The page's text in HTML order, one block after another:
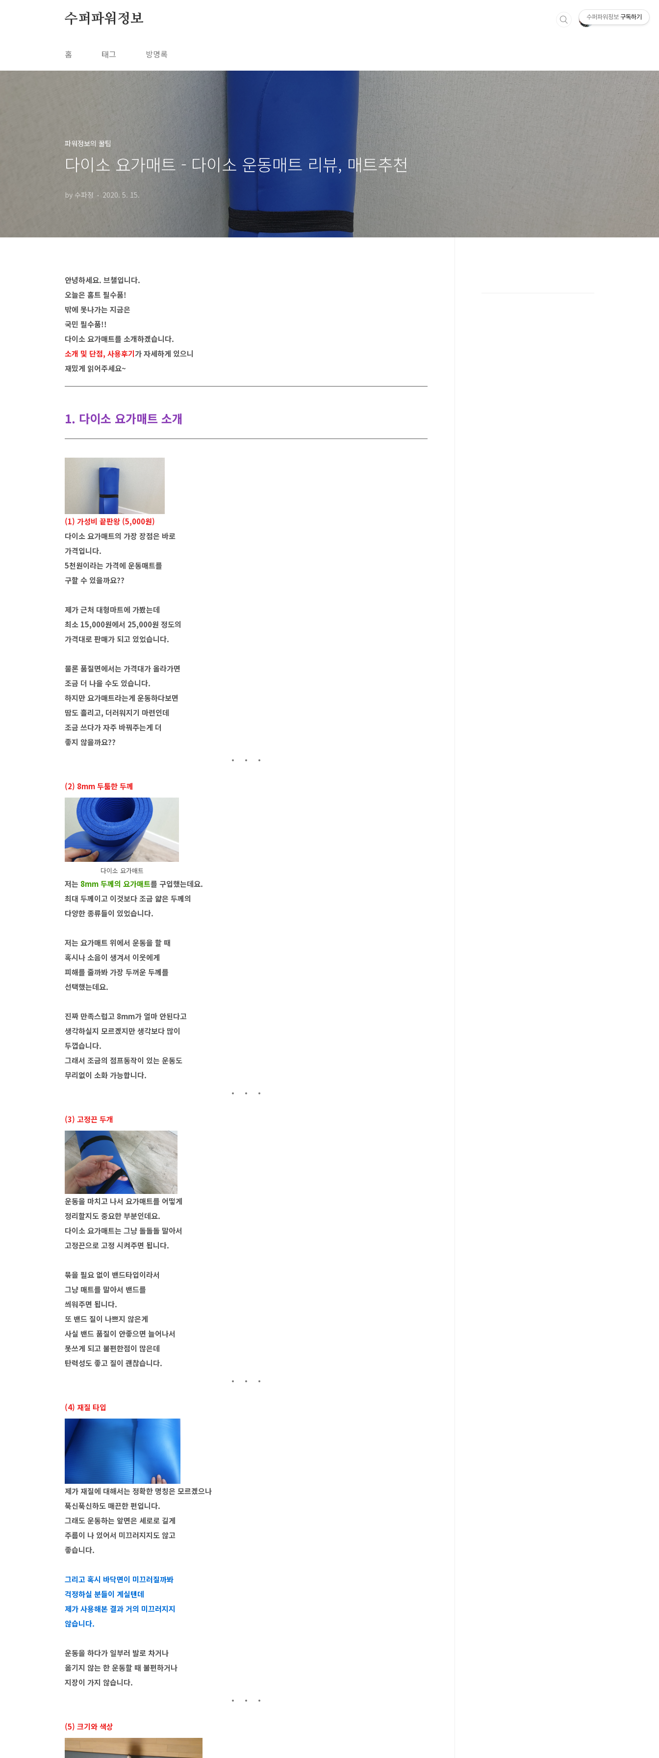
수퍼파워정보
홈 태그 방명록
파워정보의 꿀팁
다이소 요가매트 - 다이소 운동매트 리뷰, 매트추천
by 수파정 2020. 5. 15.
안녕하세요. 브챌입니다.
오늘은 홈트 필수품!
밖에 못나가는 지금은
국민 필수품!!
다이소 요가매트를 소개하겠습니다.
소개 및 단점, 사용후기가 자세하게 있으니
재밌게 읽어주세요~
1. 다이소 요가매트 소개
(1) 가성비 끝판왕 (5,000원)
다이소 요가매트의 가장 장점은 바로
가격입니다.
5천원이라는 가격에 운동매트를
구할 수 있을까요??
제가 근처 대형마트에 가봤는데
최소 15,000원에서 25,000원 정도의
가격대로 판매가 되고 있었습니다.
물론 품질면에서는 가격대가 올라가면
조금 더 나을 수도 있습니다.
하지만 요가매트라는게 운동하다보면
땀도 흘리고, 더러워지기 마련인데
조금 쓰다가 자주 바꿔주는게 더
좋지 않을까요??
(2) 8mm 두툼한 두께
다이소 요가매트
저는 8mm 두께의 요가매트를 구입했는데요.
최대 두께이고 이것보다 조금 얇은 두께의
다양한 종류들이 있었습니다.
저는 요가매트 위에서 운동을 할 때
혹시나 소음이 생겨서 이웃에게
피해를 줄까봐 가장 두꺼운 두께를
선택했는데요.
진짜 만족스럽고 8mm가 얼마 안된다고
생각하실지 모르겠지만 생각보다 많이
두껍습니다.
그래서 조금의 점프동작이 있는 운동도
무리없이 소화 가능합니다.
(3) 고정끈 두개
운동을 마치고 나서 요가매트를 어떻게
정리할지도 중요한 부분인데요.
다이소 요가매트는 그냥 돌돌돌 말아서
고정끈으로 고정 시켜주면 됩니다.
묶을 필요 없이 밴드타입이라서
그냥 매트를 말아서 밴드를
씌워주면 됩니다.
또 밴드 질이 나쁘지 않은게
사실 밴드 품질이 안좋으면 늘어나서
못쓰게 되고 불편한점이 많은데
탄력성도 좋고 질이 괜찮습니다.
(4) 재질 타입
제가 재질에 대해서는 정확한 명칭은 모르겠으나
푹신푹신하도 매끈한 편입니다.
그래도 운동하는 앞면은 세로로 길게
주름이 나 있어서 미끄러지지도 않고
좋습니다.
그리고 혹시 바닥면이 미끄러질까봐
걱정하실 분들이 계실텐데
제가 사용해본 결과 거의 미끄러지지
않습니다.
운동을 하다가 일부러 발로 차거나
옮기지 않는 한 운동할 때 불편하거나
지장이 가지 않습니다.
(5) 크기와 색상
수퍼파워정보 구독하기